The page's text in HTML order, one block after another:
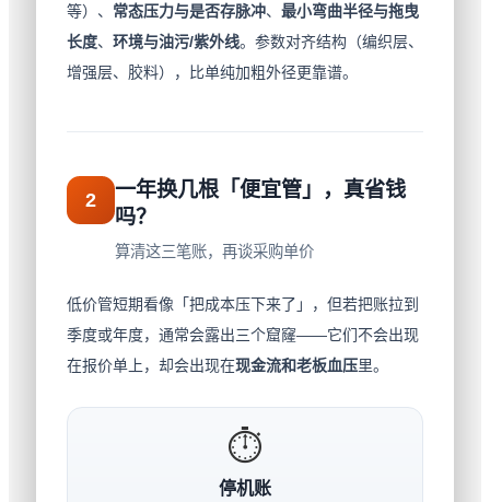
等）、 常态压力与是否存脉冲、 最小弯曲半径与拖曳
长度、 环境与油污/紫外线。参数对齐结构（编织层、
增强层、胶料），比单纯加粗外径更靠谱。
2
一年换几根「便宜管」，真省钱
吗？
算清这三笔账，再谈采购单价
低价管短期看像「把成本压下来了」，但若把账拉到
季度或年度，通常会露出三个窟窿——它们不会出现
在报价单上，却会出现在现金流和老板血压里。
⏱
停机账